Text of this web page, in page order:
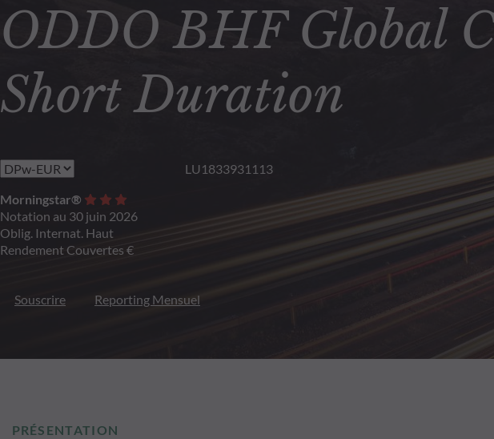
ODDO BHF Global
Short Duration
LU1833931113
Morningstar®
Notation au 30 juin 2026
Oblig. Internat. Haut
Rendement Couvertes €
Souscrire Reporting Mensuel
PRÉSENTATION